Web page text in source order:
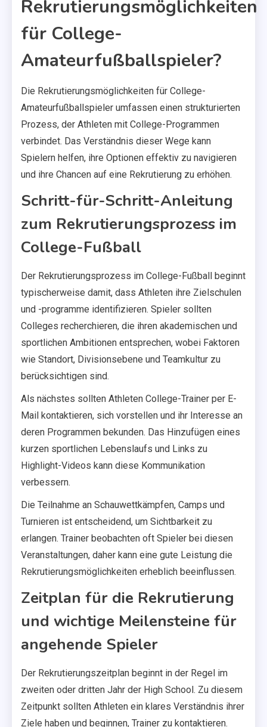
Rekrutierungsmöglichkeiten
für College-
Amateurfußballspieler?
Die Rekrutierungsmöglichkeiten für College-
Amateurfußballspieler umfassen einen strukturierten
Prozess, der Athleten mit College-Programmen
verbindet. Das Verständnis dieser Wege kann
Spielern helfen, ihre Optionen effektiv zu navigieren
und ihre Chancen auf eine Rekrutierung zu erhöhen.
Schritt-für-Schritt-Anleitung
zum Rekrutierungsprozess im
College-Fußball
Der Rekrutierungsprozess im College-Fußball beginnt
typischerweise damit, dass Athleten ihre Zielschulen
und -programme identifizieren. Spieler sollten
Colleges recherchieren, die ihren akademischen und
sportlichen Ambitionen entsprechen, wobei Faktoren
wie Standort, Divisionsebene und Teamkultur zu
berücksichtigen sind.
Als nächstes sollten Athleten College-Trainer per E-
Mail kontaktieren, sich vorstellen und ihr Interesse an
deren Programmen bekunden. Das Hinzufügen eines
kurzen sportlichen Lebenslaufs und Links zu
Highlight-Videos kann diese Kommunikation
verbessern.
Die Teilnahme an Schauwettkämpfen, Camps und
Turnieren ist entscheidend, um Sichtbarkeit zu
erlangen. Trainer beobachten oft Spieler bei diesen
Veranstaltungen, daher kann eine gute Leistung die
Rekrutierungsmöglichkeiten erheblich beeinflussen.
Zeitplan für die Rekrutierung
und wichtige Meilensteine für
angehende Spieler
Der Rekrutierungszeitplan beginnt in der Regel im
zweiten oder dritten Jahr der High School. Zu diesem
Zeitpunkt sollten Athleten ein klares Verständnis ihrer
Ziele haben und beginnen, Trainer zu kontaktieren.